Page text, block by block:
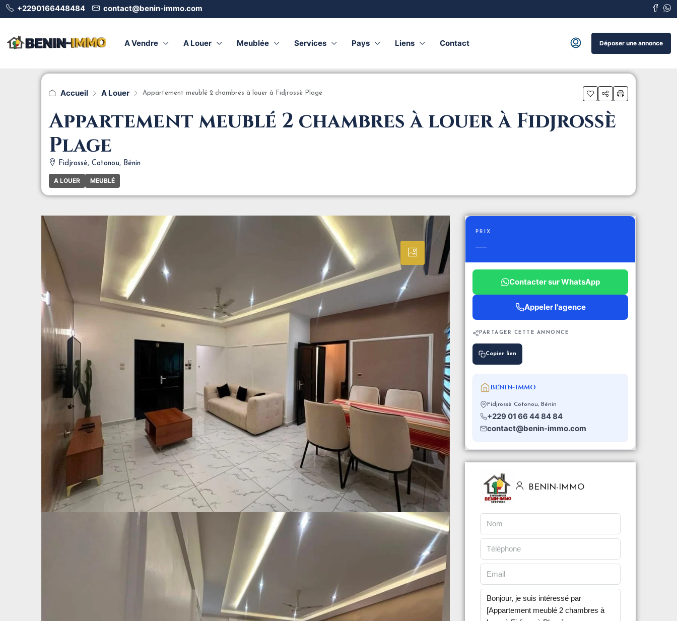
+2290166448484 contact@benin-immo.com
A Vendre A Louer Meublée Services Pays Liens Contact Déposer une annonce
Accueil A Louer Appartement meublé 2 chambres à louer à Fidjrossè Plage
Appartement meublé 2 chambres à louer à Fidjrossè
Plage
Fidjrossè, Cotonou, Bénin
A LOUER MEUBLÉ
PRIX
—
Contacter sur WhatsApp
Appeler l'agence
PARTAGER CETTE ANNONCE
Copier lien
BENIN-IMMO
Fidjrossè Cotonou, Bénin
+229 01 66 44 84 84
contact@benin-immo.com
BENIN-IMMO